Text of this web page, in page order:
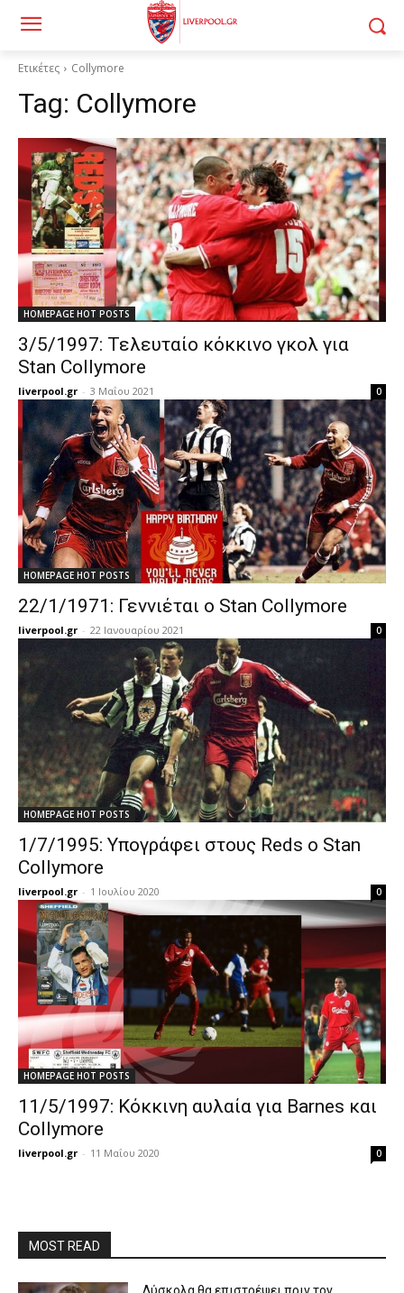
Ετικέτες Collymore
Tag: Collymore
HOMEPAGE HOT POSTS
3/5/1997: Τελευταίο κόκκινο γκολ για
Stan Collymore
liverpool.gr - 3 Μαΐου 2021 0
HOMEPAGE HOT POSTS
22/1/1971: Γεννιέται ο Stan Collymore
liverpool.gr - 22 Ιανουαρίου 2021 0
HOMEPAGE HOT POSTS
1/7/1995: Υπογράφει στους Reds ο Stan
Collymore
liverpool.gr - 1 Ιουλίου 2020 0
HOMEPAGE HOT POSTS
11/5/1997: Κόκκινη αυλαία για Barnes και
Collymore
liverpool.gr - 11 Μαΐου 2020 0
MOST READ